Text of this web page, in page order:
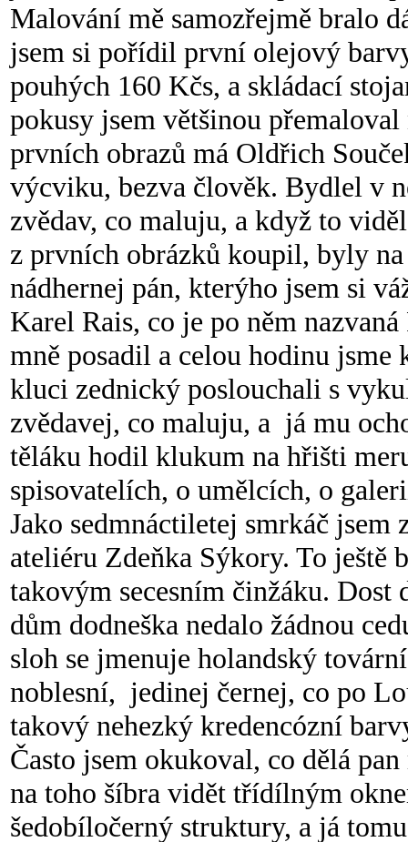
Malování mě samozřejmě bralo
jsem si pořídil první olejový
pouhých 160 Kčs, a skládací
pokusy jsem většinou
prvních obrazů má Oldřich
výcviku, bezva člověk. Bydlel v
zvědav, co maluju, a když to
z prvních obrázků koupil, byly
nádhernej pán, kterýho jsem si
Karel Rais, co je po něm
mně posadil a celou hodinu
kluci zednický poslouchali s
zvědavej, co maluju, a já mu
těláku hodil klukum na hřišti
spisovatelích, o umělcích, o
Jako sedmnáctiletej smrkáč
ateliéru Zdeňka Sýkory. To
takovým secesním činžáku. Dost
dům dodneška nedalo žádnou
sloh se jmenuje holandský
noblesní, jedinej černej, co po
takový nehezký kredencózní
Často jsem okukoval, co dělá
na toho šíbra vidět třídílným
šedobíločerný struktury, a já